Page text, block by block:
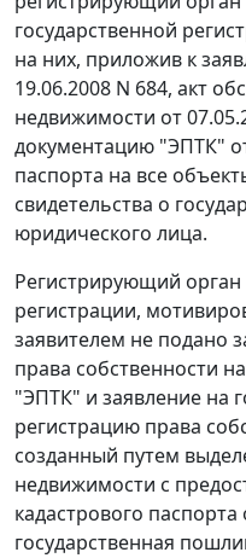
государственной
на них, приложив к
19.06.2008 N 684, акт
недвижимости от
документацию "ЭПТК"
паспорта на все
свидетельства о
юридического лица.
Регистрирующий орган
регистрации,
заявителем не подано
права собственности
"ЭПТК" и заявление на
регистрацию права
созданный путем
недвижимости с
кадастрового
государственная